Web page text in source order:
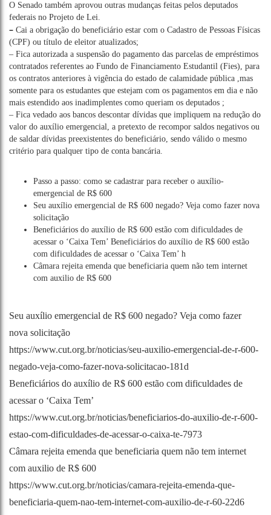
O Senado também aprovou outras mudanças feitas pelos deputados
federais no Projeto de Lei.
– Cai a obrigação do beneficiário estar com o Cadastro de Pessoas Físicas
(CPF) ou título de eleitor atualizados;
– Fica autorizada a suspensão do pagamento das parcelas de empréstimos
contratados referentes ao Fundo de Financiamento Estudantil (Fies), para
os contratos anteriores à vigência do estado de calamidade pública ,mas
somente para os estudantes que estejam com os pagamentos em dia e não
mais estendido aos inadimplentes como queriam os deputados ;
– Fica vedado aos bancos descontar dívidas que impliquem na redução do
valor do auxílio emergencial, a pretexto de recompor saldos negativos ou
de saldar dívidas preexistentes do beneficiário, sendo válido o mesmo
critério para qualquer tipo de conta bancária.
Passo a passo: como se cadastrar para receber o auxílio-
emergencial de R$ 600
Seu auxílio emergencial de R$ 600 negado? Veja como fazer nova
solicitação
Beneficiários do auxílio de R$ 600 estão com dificuldades de
acessar o ‘Caixa Tem’ Beneficiários do auxílio de R$ 600 estão
com dificuldades de acessar o ‘Caixa Tem’ h
Câmara rejeita emenda que beneficiaria quem não tem internet
com auxilio de R$ 600
Seu auxílio emergencial de R$ 600 negado? Veja como fazer
nova solicitação
https://www.cut.org.br/noticias/seu-auxilio-emergencial-de-r-600-
negado-veja-como-fazer-nova-solicitacao-181d
Beneficiários do auxílio de R$ 600 estão com dificuldades de
acessar o ‘Caixa Tem’
https://www.cut.org.br/noticias/beneficiarios-do-auxilio-de-r-600-
estao-com-dificuldades-de-acessar-o-caixa-te-7973
Câmara rejeita emenda que beneficiaria quem não tem internet
com auxilio de R$ 600
https://www.cut.org.br/noticias/camara-rejeita-emenda-que-
beneficiaria-quem-nao-tem-internet-com-auxilio-de-r-60-22d6